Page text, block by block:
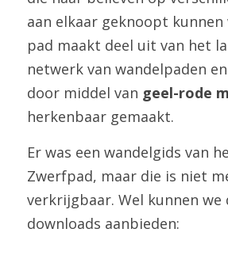
aan elkaar geknoopt kunnen
pad maakt deel uit van het
netwerk van wandelpaden
door middel van geel-rode
herkenbaar gemaakt.
Er was een wandelgids van
Zwerfpad, maar die is niet
verkrijgbaar. Wel kunnen we
downloads aanbieden: